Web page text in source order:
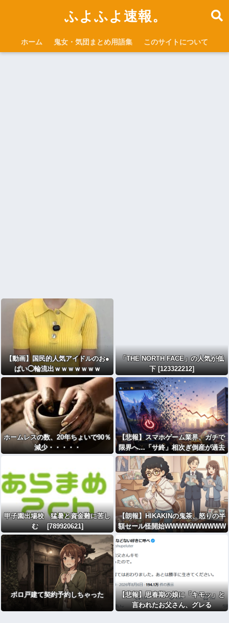
ふよふよ速報。
ホーム 鬼女・気団まとめ用語集 このサイトについて
【動画】国民的人気アイドルのお●
ぱい◯輪流出ｗｗｗｗｗｗｗ
「THE NORTH FACE」の人気が低
下 [123322212]
ホームレスの数、20年ちょいで90％
減少・・・・・
【悲報】スマホゲーム業界、ガチで
限界へ…「サ終」相次ぎ倒産が過去
最多ペース “当たれば一攫千金”の
時代が終わる
甲子園出場校 猛暑と資金難に苦し
む [789920621]
【朗報】HIKAKINの鬼茶、怒りの半
額セール怪開始WWWWWWWWWW
ボロ戸建て契約予約しちゃった
【悲報】思春期の娘に「キモッ」と
言われたお父さん、グレる